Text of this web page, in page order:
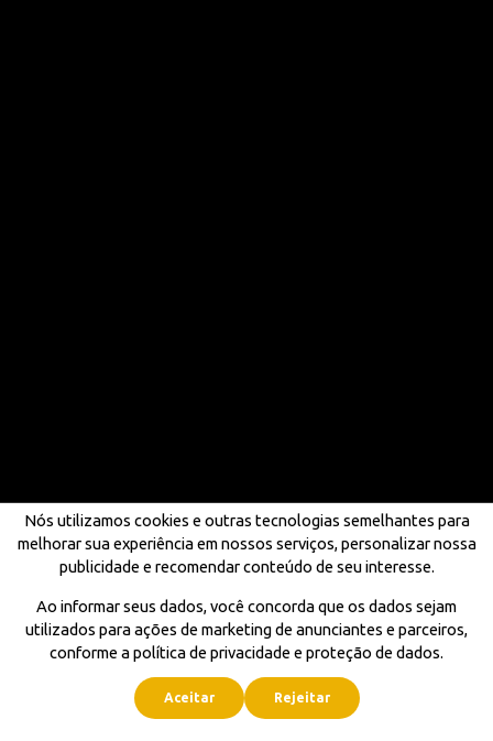
Nós utilizamos cookies e outras tecnologias semelhantes para
melhorar sua experiência em nossos serviços, personalizar nossa
publicidade e recomendar conteúdo de seu interesse.
Ao informar seus dados, você concorda que os dados sejam
utilizados para ações de marketing de anunciantes e parceiros,
conforme a política de privacidade e proteção de dados.
Aceitar Rejeitar